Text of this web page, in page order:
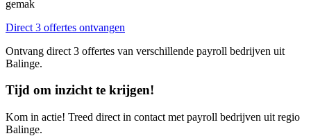
gemak
Direct 3 offertes ontvangen
Ontvang direct 3 offertes van verschillende payroll bedrijven uit
Balinge.
Tijd om inzicht te krijgen!
Kom in actie! Treed direct in contact met payroll bedrijven uit regio
Balinge.